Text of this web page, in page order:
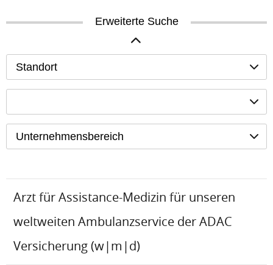
Erweiterte Suche
Standort
Unternehmensbereich
Arzt für Assistance-Medizin für unseren
weltweiten Ambulanzservice der ADAC
Versicherung (w|m|d)